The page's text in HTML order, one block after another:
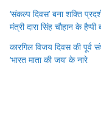
‘संकल्प दिवस’ बना शक्ति
मंत्री दारा सिंह चौहान के
कारगिल विजय दिवस की पूर्व
‘भारत माता की जय’ के नारे